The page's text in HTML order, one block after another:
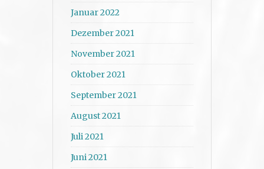
Januar 2022
Dezember 2021
November 2021
Oktober 2021
September 2021
August 2021
Juli 2021
Juni 2021